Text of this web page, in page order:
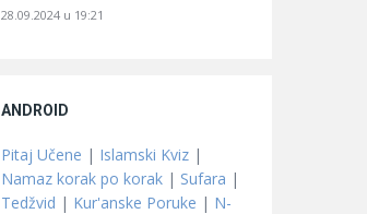
28.09.2024 u 19:21
ANDROID
Pitaj Učene | Islamski Kviz |
Namaz korak po korak | Sufara |
Tedžvid | Kur'anske Poruke | N-